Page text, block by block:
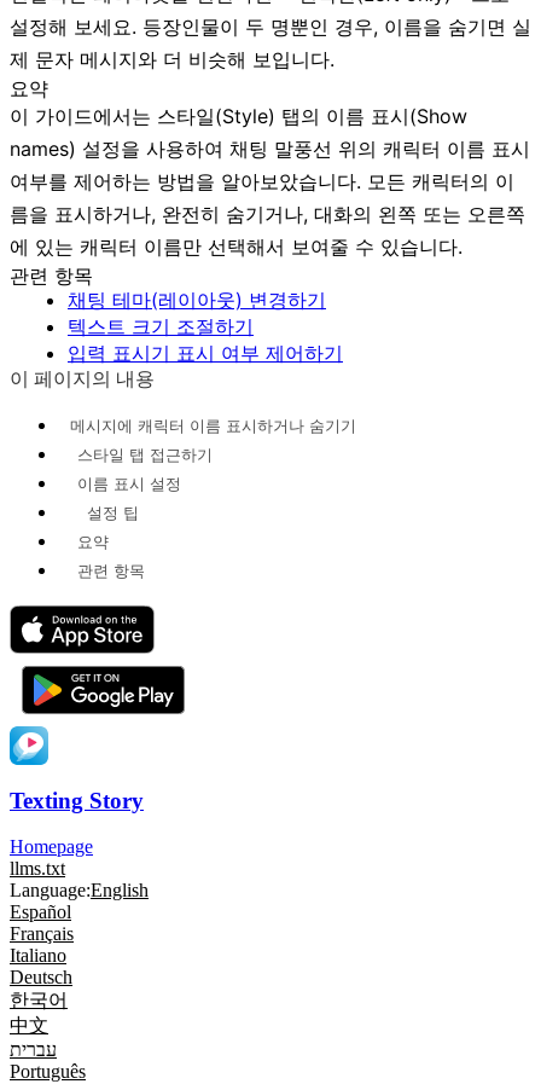
설정해 보세요. 등장인물이 두 명뿐인 경우, 이름을 숨기면 실
제 문자 메시지와 더 비슷해 보입니다.
요약
이 가이드에서는 스타일(Style) 탭의 이름 표시(Show
names) 설정을 사용하여 채팅 말풍선 위의 캐릭터 이름 표시
여부를 제어하는 방법을 알아보았습니다. 모든 캐릭터의 이
름을 표시하거나, 완전히 숨기거나, 대화의 왼쪽 또는 오른쪽
에 있는 캐릭터 이름만 선택해서 보여줄 수 있습니다.
관련 항목
채팅 테마(레이아웃) 변경하기
텍스트 크기 조절하기
입력 표시기 표시 여부 제어하기
이 페이지의 내용
메시지에 캐릭터 이름 표시하거나 숨기기
스타일 탭 접근하기
이름 표시 설정
설정 팁
요약
관련 항목
Texting Story
Homepage
llms.txt
Language:English
Español
Français
Italiano
Deutsch
한국어
中文
עברית
Português